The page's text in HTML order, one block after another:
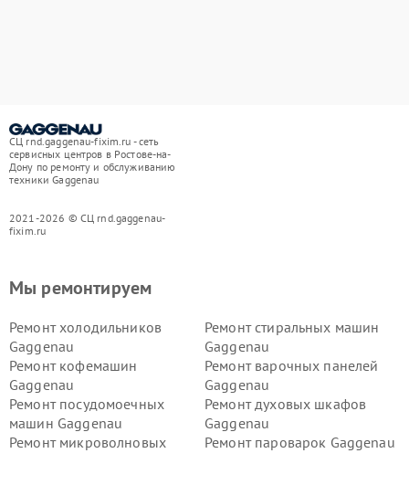
СЦ rnd.gaggenau-fixim.ru - сеть
сервисных центров в Ростове-на-
Дону по ремонту и обслуживанию
техники Gaggenau
2021-2026 © СЦ rnd.gaggenau-
fixim.ru
Мы ремонтируем
Ремонт холодильников
Gaggenau
Ремонт стиральных машин
Gaggenau
Ремонт кофемашин
Gaggenau
Ремонт варочных панелей
Gaggenau
Ремонт посудомоечных
машин Gaggenau
Ремонт духовых шкафов
Gaggenau
Ремонт микроволновых
Ремонт пароварок Gaggenau